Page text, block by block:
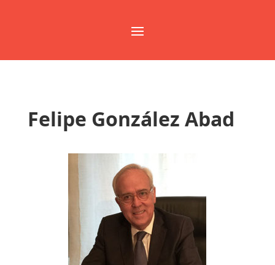
Felipe González Abad